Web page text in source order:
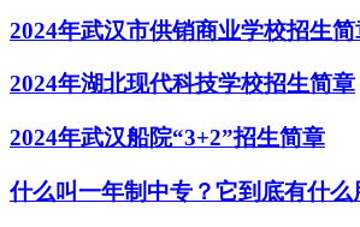
2024年武汉市供销商业学校招生简
2024年湖北现代科技学校招生简章
2024年武汉船院“3+2”招生简章
什么叫一年制中专？它到底有什么